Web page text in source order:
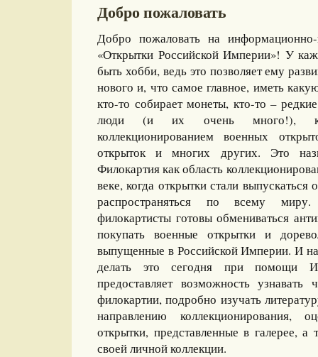
Добро пожаловать
Добро пожаловать на информационно-
«Открытки Российской Империи»! У
быть хобби, ведь это позволяет ему
нового и, что самое главное, иметь
кто-то собирает монеты, кто-то –
люди (и их очень много!),
коллекционированием военных
открыток и многих других. Это
Филокартия как область
веке, когда открытки стали
распространяться по всему
филокартисты готовы обмениваться
покупать военные открытки и
выпущенные в Российской Империи. И
делать это сегодня при помощи
предоставляет возможность
филокартии, подробно изучать
направлению коллекционирования,
открытки, представленные в галерее, а
своей личной коллекции.